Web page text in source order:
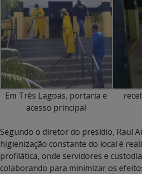
Em Três Lagoas, portaria e
acesso principal
Segundo o diretor do presídio, Raul
higienização constante do local é
profilática, onde servidores e
colaborando para minimizar os